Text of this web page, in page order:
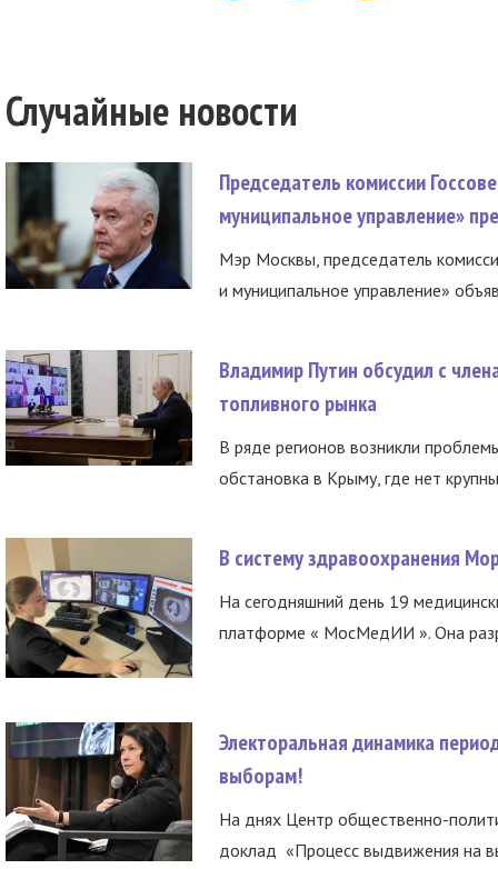
Случайные новости
Председатель комиссии
муниципальное управление»
Мэр Москвы, председатель
и муниципальное управление»
Владимир Путин обсудил с
топливного рынка
В ряде регионов возникли
обстановка в Крыму, где нет
В систему здравоохранения
На сегодняшний день 19
платформе « МосМедИИ ». Она
Электоральная динамика
выборам!
На днях Центр общественно-
доклад «Процесс выдвижения на